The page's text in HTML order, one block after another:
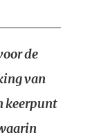
de
van
keerpunt